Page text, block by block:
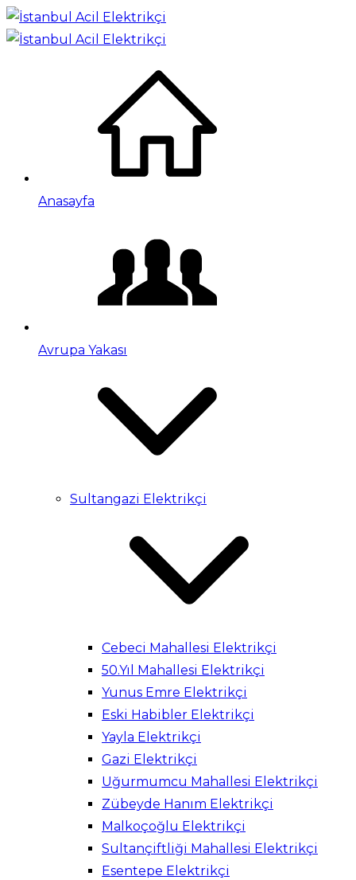
Anasayfa
Avrupa Yakası
Sultangazi Elektrikçi
Cebeci Mahallesi Elektrikçi
50.Yıl Mahallesi Elektrikçi
Yunus Emre Elektrikçi
Eski Habibler Elektrikçi
Yayla Elektrikçi
Gazi Elektrikçi
Uğurmumcu Mahallesi Elektrikçi
Zübeyde Hanım Elektrikçi
Malkoçoğlu Elektrikçi
Sultançiftliği Mahallesi Elektrikçi
Esentepe Elektrikçi